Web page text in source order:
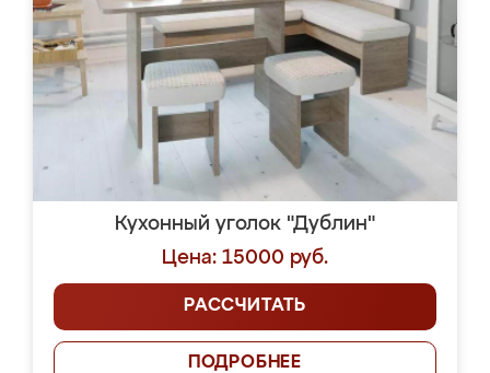
Кухонный уголок "Дублин"
Цена: 15000 руб.
РАССЧИТАТЬ
ПОДРОБНЕЕ